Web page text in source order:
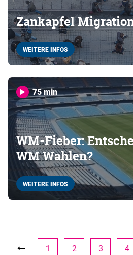
Zankapfel
WEITERE INFOS
75 min
WM-Fieber:
WM Wahlen?
WEITERE INFOS
1 2 3 4